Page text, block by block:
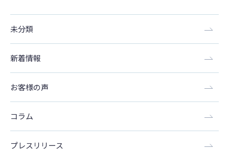
未分類
新着情報
お客様の声
コラム
プレスリリース